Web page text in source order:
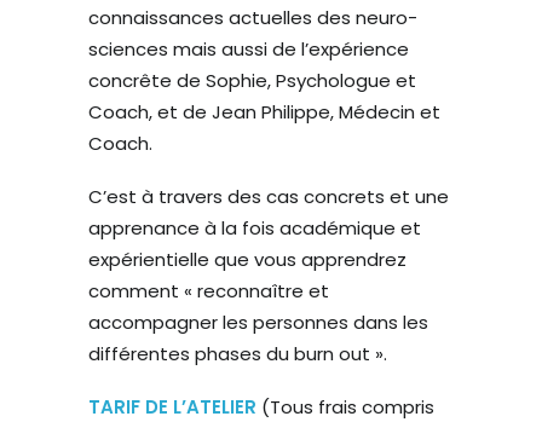
connaissances actuelles des neuro-
sciences mais aussi de l’expérience
concrête de Sophie, Psychologue et
Coach, et de Jean Philippe, Médecin et
Coach.
C’est à travers des cas concrets et une
apprenance à la fois académique et
expérientielle que vous apprendrez
comment « reconnaître et
accompagner les personnes dans les
différentes phases du burn out ».
TARIF DE L’ATELIER (Tous frais compris